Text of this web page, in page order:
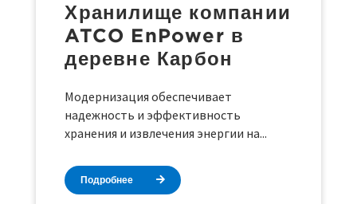
Хранилище компании
ATCO EnPower в
деревне Карбон
Модернизация обеспечивает
надежность и эффективность
хранения и извлечения энергии на...
Подробнее